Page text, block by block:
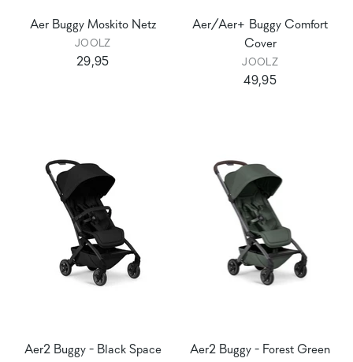
Aer Buggy Moskito Netz
JOOLZ
29,95
Aer/Aer+ Buggy Comfort
Cover
JOOLZ
49,95
Aer2 Buggy - Black Space Aer2 Buggy - Forest Green